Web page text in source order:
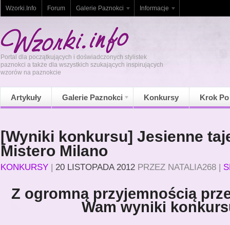
Wzorki.Info Forum Galerie Paznokci Informacje
Portal dla początkujących i doświadczonych stylistek
paznokci a także dla wszystkich szukających inspirujących
wzorów na paznokcie
Artykuły Galerie Paznokci Konkursy Krok
[Wyniki konkursu] Jesienne
Mistero Milano
KONKURSY | 20 LISTOPADA 2012 PRZEZ NATALIA268 |
Z ogromną przyjemnością
Wam wyniki